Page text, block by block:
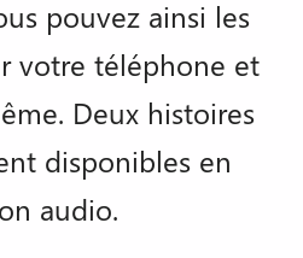
pouvez ainsi les
votre téléphone et
Deux histoires
disponibles en
audio.